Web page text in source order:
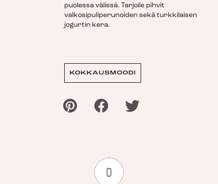
puolessa välissä. Tarjoile pihvit
valkosipuliperunoiden sekä turkkilaisen
jogurtin kera.
KOKKAUSMOODI
0